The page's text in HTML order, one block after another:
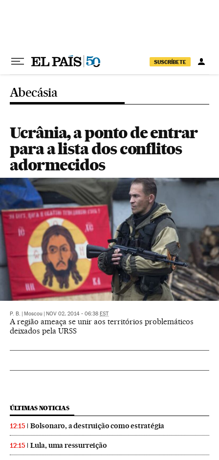
SUSCRÍBETE
Abecásia
Ucrânia, a ponto de entrar
para a lista dos conflitos
adormecidos
P. B. Moscou NOV 02, 2014 - 06:38 EST
A região ameaça se unir aos territórios problemáticos
deixados pela URSS
ÚLTIMAS NOTICIAS
12:15 Bolsonaro, a destruição como estratégia
12:15 Lula, uma ressurreição